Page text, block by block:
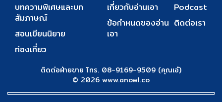
บทความพิเศษและบท
สัมภาษณ์
สอนเขียนนิยาย
ท่องเที่ยว
เกี่ยวกับอ่านเอา
ข้อกำหนดของอ่าน
เอา
Podcast
ติดต่อเรา
ติดต่อฝ่ายขาย โทร. 08-9169-9509 (คุณเอ๋)
© 2026 www.anowl.co